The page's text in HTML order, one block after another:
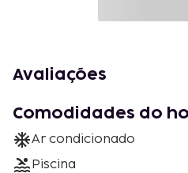
Avaliações
Comodidades do
Ar condicionado
Piscina